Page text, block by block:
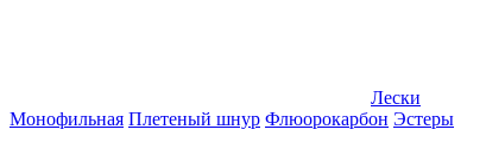
Лески
Монофильная Плетеный шнур Флюорокарбон Эстеры